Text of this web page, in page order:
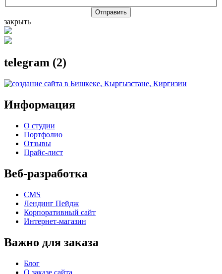
Отправить
закрыть
telegram (2)
Информация
О студии
Портфолио
Отзывы
Прайс-лист
Веб-разработка
CMS
Лендинг Пейдж
Корпоративный сайт
Интернет-магазин
Важно для заказа
Блог
О заказе сайта